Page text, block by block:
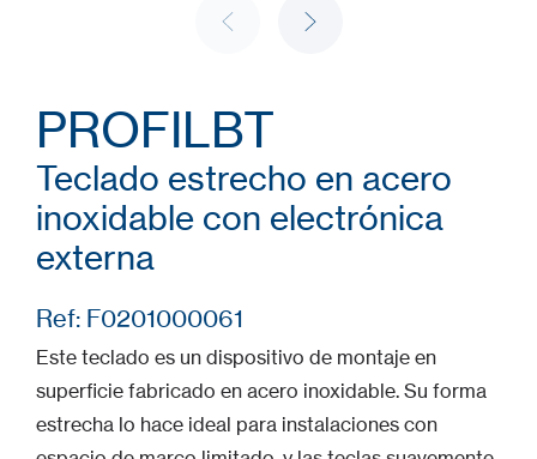
PROFILBT
Teclado estrecho en acero
inoxidable con electrónica
externa
Ref: F0201000061
Este teclado es un dispositivo de montaje en
superficie fabricado en acero inoxidable. Su forma
estrecha lo hace ideal para instalaciones con